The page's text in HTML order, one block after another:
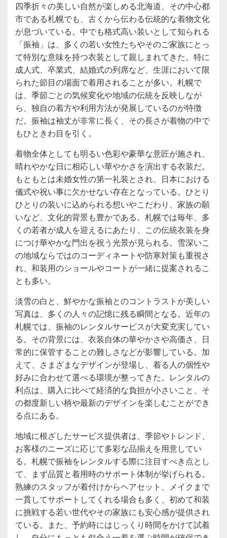
四季折々の美しい自然が楽しめる北海道、その中心都
市である札幌でも、古くから伝わる伝統的な着物文化
が息づいている。 中でも格式高い装いとして知られる
「振袖」は、多くの若い女性たちやそのご家族にとっ
て特別な意味を持つ衣装として親しまれてきた。特に
成人式、卒業式、結婚式の列席など、生涯において限
られた節目の場面で着用されることが多い。札幌で
は、季節ごとの気候変化や地域の伝統を反映しなが
ら、独自の着方や利用方法が発展しているのが特徴
だ。振袖は袖丈が非常に長く、その長さが着物の中で
もひときわ目を引く。
着物全体としても明るい色彩や豪華な意匠が施され、
晴れやかな日に相応しい華やかさを演出する衣装だ。
もともとは未婚女性の第一礼装とされ、日本における
儀式や祝い事に欠かせない存在となっている。ひとり
ひとりの装いに込められる想いやこだわり、家族の願
いなど、文化的背景も豊かである。札幌では毎年、多
くの若者が成人を迎えるにあたり、この伝統衣装を身
につけ華やかな門出を祝う光景が見られる。雪深いこ
の地域ならではのコーディネートや防寒対策も重視さ
れ、和装用のショールやコートが一緒に提案されるこ
とも多い。
淡雪の白と、鮮やかな振袖とのコントラストが美しい
写真は、多くの人々の記憶に残る瞬間となる。近年の
札幌では、振袖のレンタルサービスが大変充実してい
る。その背景には、衣装自体の華やかさや高価さ、日
常的に保管することの難しさなどが影響している。加
えて、さまざまなデザインが登場し、着る人の個性や
好みに合わせて選べる環境が整ってきた。レンタルの
利点は、購入に比べて経済的な負担が小さいこと、そ
の都度新しい柄や最新のデザインを楽しむことができ
る点にある。
地域に根ざしたサービス提供者は、季節やトレンド、
お客様のニーズに応じて多彩な品揃えを用意してい
る。札幌で振袖をレンタルする際に注目すべき点とし
て、まず品質と着用時のサポート体制が挙げられる。
熟練のスタッフが着付けからヘアセット、メイクまで
一貫してサポートしてくれる場合も多く、初めて和装
に挑戦する若い世代やその家族にも安心感が提供され
ている。また、予約時にはじっくり時間をかけて試着